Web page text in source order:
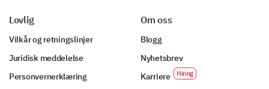
Lovlig
Vilkår og retningslinjer
Juridisk meddelelse
Personvernerklæring
Om oss
Blogg
Nyhetsbrev
Karriere